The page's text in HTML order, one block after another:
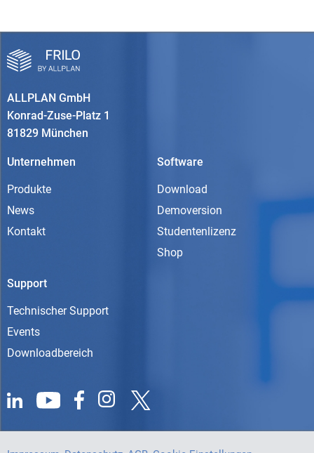
ALLPLAN GmbH
Konrad-Zuse-Platz 1
81829 München
Unternehmen
Produkte
News
Kontakt
Software
Download
Demoversion
Studentenlizenz
Shop
Support
Technischer Support
Events
Downloadbereich